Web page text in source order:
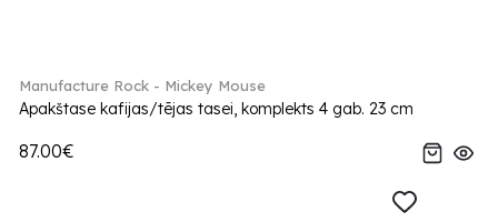
Manufacture Rock - Mickey Mouse
Apakštase kafijas/tējas tasei, komplekts 4 gab. 23 cm
87.00€